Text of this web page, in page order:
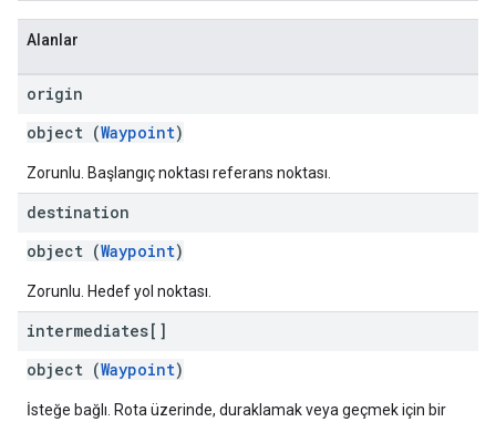
Alanlar
origin
object (Waypoint)
Zorunlu. Başlangıç noktası referans noktası.
destination
object (Waypoint)
Zorunlu. Hedef yol noktası.
intermediates[]
object (Waypoint)
İsteğe bağlı. Rota üzerinde, duraklamak veya geçmek için bir